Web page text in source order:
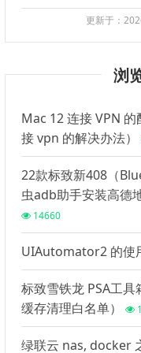
更新于：
浏
Mac 12 连接 VPN
接 vpn 的解决办法）
22款标致新408（
虫adb助手安装高德
14660
UIAutomator2 的使
标致雪铁龙 PSA工
缓存清理白名单）
绿联云 nas, docker